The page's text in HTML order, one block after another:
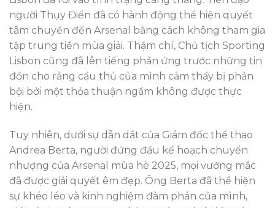
người Thụy Điển đã có hành động thể hiện quyết
tâm chuyển đến Arsenal bằng cách không tham gia
tập trung tiền mùa giải. Thậm chí, Chủ tịch Sporting
Lisbon cũng đã lên tiếng phản ứng trước những tin
đồn cho rằng cầu thủ của mình cảm thấy bị phản
bội bởi một thỏa thuận ngầm không được thực
hiện.
Tuy nhiên, dưới sự dẫn dắt của Giám đốc thể thao
Andrea Berta, người đứng đầu kế hoạch chuyển
nhượng của Arsenal mùa hè 2025, mọi vướng mắc
đã được giải quyết êm đẹp. Ông Berta đã thể hiện
sự khéo léo và kinh nghiệm đàm phán của mình,